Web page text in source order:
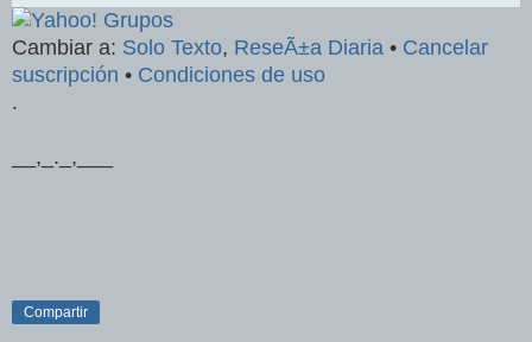
Cambiar a: Solo Texto, ReseÃ±a Diaria • Cancelar
suscripción • Condiciones de uso
.
__,_._,___
Compartir